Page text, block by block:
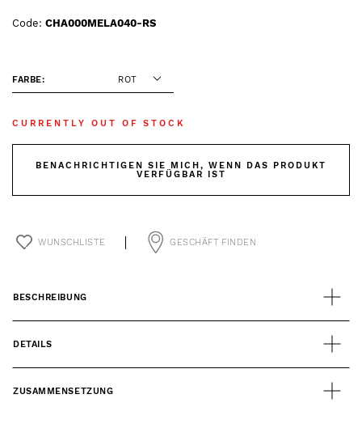
Code: CHA000MELA040-RS
FARBE: ROT
CURRENTLY OUT OF STOCK
BENACHRICHTIGEN SIE MICH, WENN DAS PRODUKT
VERFÜGBAR IST
WUNSCHLISTE GESCHÄFT FINDEN
BESCHREIBUNG
DETAILS
ZUSAMMENSETZUNG